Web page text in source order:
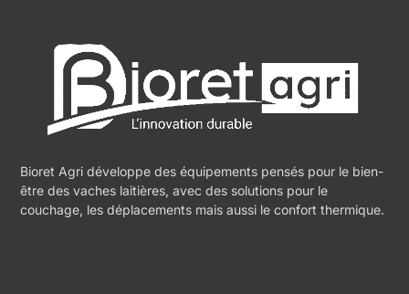
Bioret Agri développe des équipements pensés pour le bien-
être des vaches laitières, avec des solutions pour le
couchage, les déplacements mais aussi le confort thermique.